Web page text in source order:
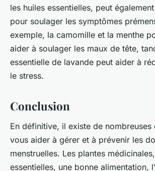
les huiles essentielles, peut
pour soulager les symptômes
exemple, la camomille et la menthe
aider à soulager les maux de tête,
essentielle de lavande peut aider à
le stress.
Conclusion
En définitive, il existe de
vous aider à gérer et à prévenir les
menstruelles. Les plantes
essentielles, une bonne alimentation,